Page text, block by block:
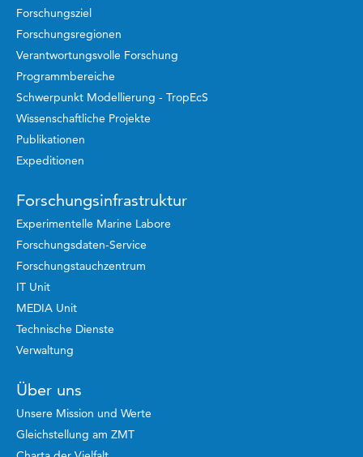
Forschungsziel
Forschungsregionen
Verantwortungsvolle Forschung
Programmbereiche
Schwerpunkt Modellierung - TropEcS
Wissenschaftliche Projekte
Publikationen
Expeditionen
Forschungsinfrastruktur
Experimentelle Marine Labore
Forschungsdaten-Service
Forschungstauchzentrum
IT Unit
MEDIA Unit
Technische Dienste
Verwaltung
Über uns
Unsere Mission und Werte
Gleichstellung am ZMT